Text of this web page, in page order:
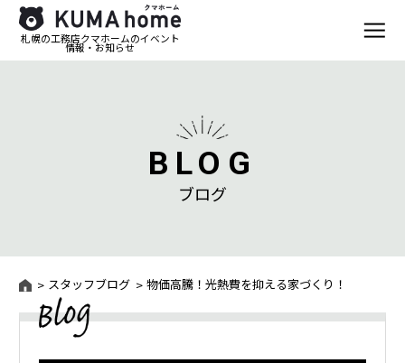
札幌の工務店クマホームのイベント
情報・お知らせ
BLOG
ブログ
スタッフブログ 物価高騰！光熱費を抑える家づくり！